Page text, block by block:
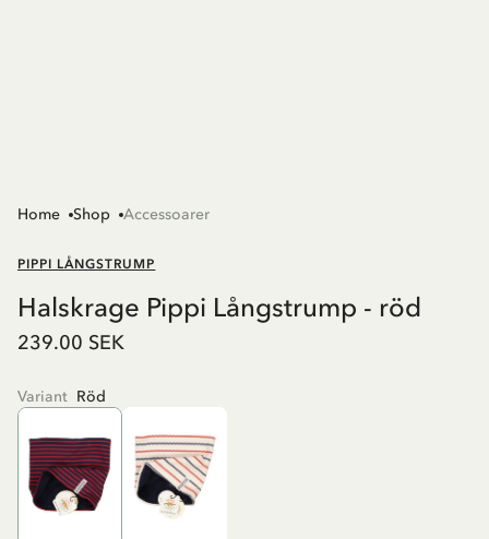
Home Shop Accessoarer
PIPPI LÅNGSTRUMP
Halskrage Pippi Långstrump - röd
239.00 SEK
Variant Röd